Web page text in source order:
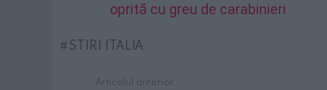
oprită cu greu de carabinieri
STIRI ITALIA
Articolul anterior